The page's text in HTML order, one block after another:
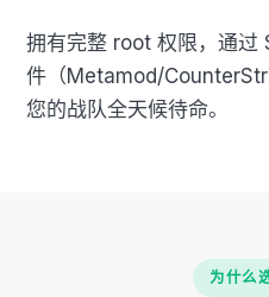
拥有完整 root 权限，通过
件（Metamod/
您的战队全天候待命。
为什么